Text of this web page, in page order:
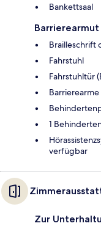
Bankettsaal
Barrierearmut
Brailleschrift
Fahrstuhl
Fahrstuhltür
1
verfügbar
Zur